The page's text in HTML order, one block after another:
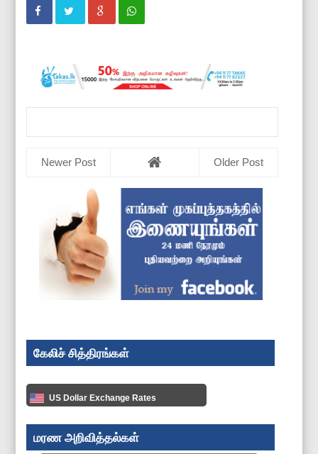
Newer Post Older Post
கேலிச் சித்திரங்கள்
US Dollar Exchange Rates
மரண அறிவித்தல்கள்